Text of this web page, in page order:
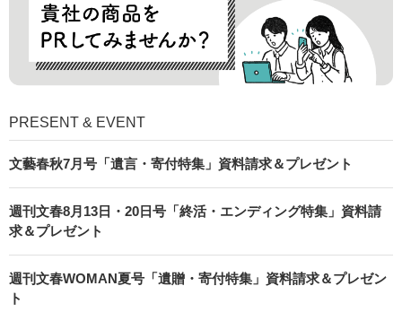
PRESENT & EVENT
文藝春秋7月号「遺言・寄付特集」資料請求＆プレゼント
週刊文春8月13日・20日号「終活・エンディング特集」資料請
求＆プレゼント
週刊文春WOMAN夏号「遺贈・寄付特集」資料請求＆プレゼン
ト